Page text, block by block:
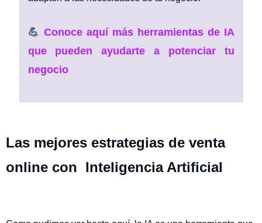
💪 Conoce aquí más herramientas de IA
que pueden ayudarte a potenciar tu
negocio
Las mejores estrategias de venta
online con Inteligencia Artificial